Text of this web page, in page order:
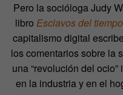
Pero la socióloga Judy
libro Esclavos del tiempo
capitalismo digital
los comentarios sobre la
una “revolución del
en la industria y en el